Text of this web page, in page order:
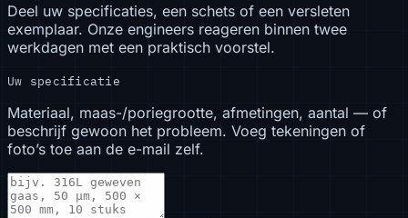
Deel uw specificaties, een schets of een versleten
exemplaar. Onze engineers reageren binnen twee
werkdagen met een praktisch voorstel.
Uw specificatie
Materiaal, maas-/poriegrootte, afmetingen, aantal — of
beschrijf gewoon het probleem. Voeg tekeningen of
foto’s toe aan de e-mail zelf.